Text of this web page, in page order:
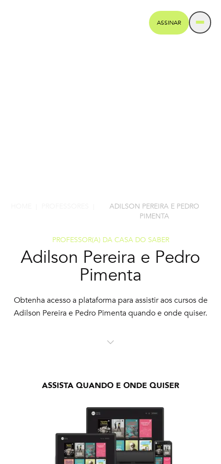
ASSINAR
ADILSON PEREIRA E PEDRO
PIMENTA
PROFESSOR(A) DA CASA DO SABER
Adilson Pereira e Pedro
Pimenta
Obtenha acesso a plataforma para assistir aos cursos de
Adilson Pereira e Pedro Pimenta quando e onde quiser.
ASSISTA QUANDO E ONDE QUISER